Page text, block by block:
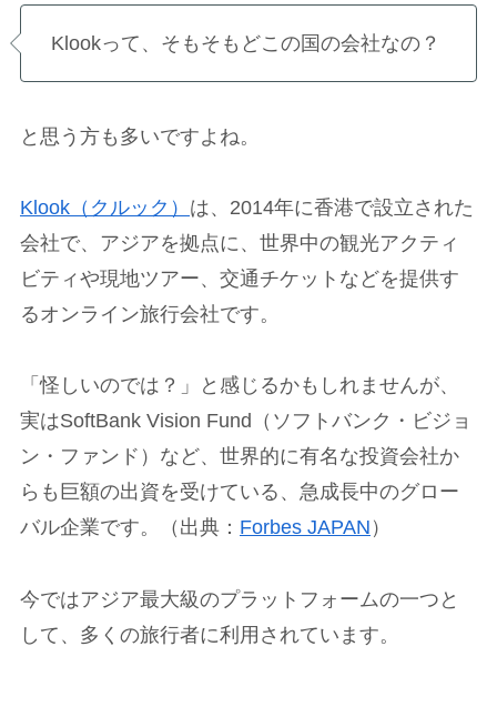
Klookって、そもそもどこの国の会社なの？
と思う方も多いですよね。
Klook（クルック） は、2014年に香港で設立された
会社で、アジアを拠点に、世界中の観光アクティ
ビティや現地ツアー、交通チケットなどを提供す
るオンライン旅行会社です。
「怪しいのでは？」と感じるかもしれませんが、
実はSoftBank Vision Fund（ソフトバンク・ビジョ
ン・ファンド）など、世界的に有名な投資会社か
らも巨額の出資を受けている、急成長中のグロー
バル企業です。（出典： Forbes JAPAN ）
今ではアジア最大級のプラットフォームの一つと
して、多くの旅行者に利用されています。